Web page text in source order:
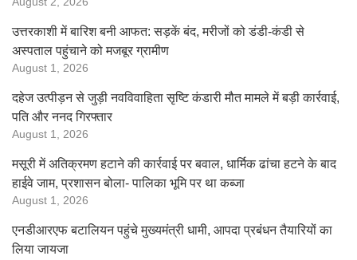
उत्तरकाशी में बारिश बनी आफत: सड़कें बंद, मरीजों को डंडी-कंडी से
अस्पताल पहुंचाने को मजबूर ग्रामीण
August 1, 2026
दहेज उत्पीड़न से जुड़ी नवविवाहिता सृष्टि कंडारी मौत मामले में बड़ी कार्रवाई,
पति और ननद गिरफ्तार
August 1, 2026
मसूरी में अतिक्रमण हटाने की कार्रवाई पर बवाल, धार्मिक ढांचा हटने के बाद
हाईवे जाम, प्रशासन बोला- पालिका भूमि पर था कब्जा
August 1, 2026
एनडीआरएफ बटालियन पहुंचे मुख्यमंत्री धामी, आपदा प्रबंधन तैयारियों का
लिया जायजा